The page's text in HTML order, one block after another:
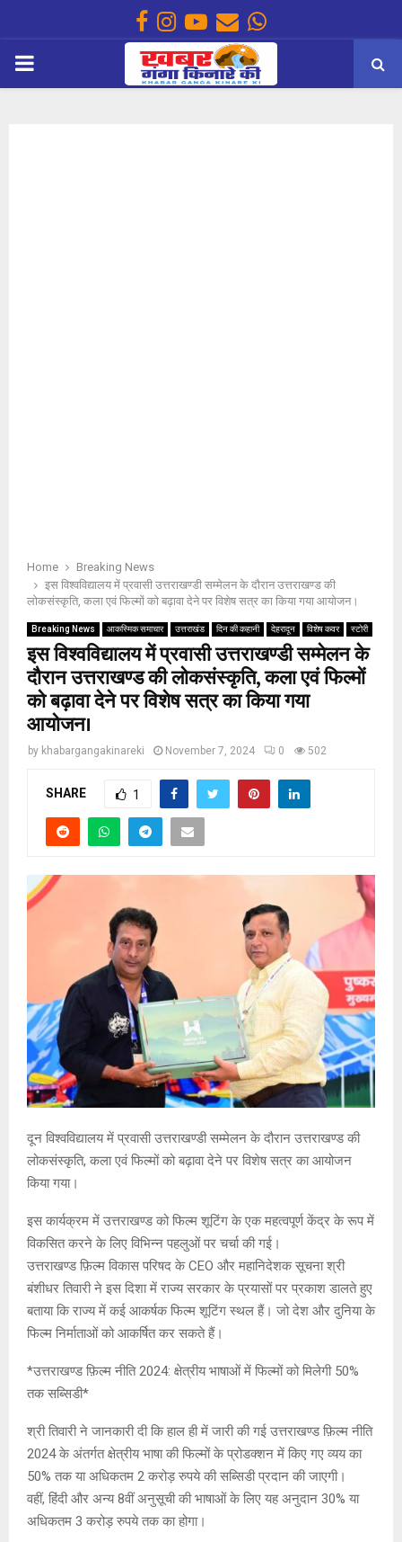
Facebook
Instagram
Youtube
EmailWhatsapp
PRIMARY
Home
Breaking News
इस विश्वविद्यालय में प्रवासी उत्तराखण्डी सम्मेलन के दौरान उत्तराखण्ड की
लोकसंस्कृति, कला एवं फिल्मों को बढ़ावा देने पर विशेष सत्र का किया गया आयोजन।
Breaking News आकस्मिक समाचार उत्तराखंड दिन की कहानी देहरादून विशेष कवर स्टोरी
इस विश्वविद्यालय में प्रवासी उत्तराखण्डी सम्मेलन के
दौरान उत्तराखण्ड की लोकसंस्कृति, कला एवं फिल्मों
को बढ़ावा देने पर विशेष सत्र का किया गया
आयोजन।
by khabargangakinareki November 7, 2024 0 502
SHARE 1
दून विश्वविद्यालय में प्रवासी उत्तराखण्डी सम्मेलन के दौरान उत्तराखण्ड की
लोकसंस्कृति, कला एवं फिल्मों को बढ़ावा देने पर विशेष सत्र का आयोजन
किया गया।
इस कार्यक्रम में उत्तराखण्ड को फिल्म शूटिंग के एक महत्वपूर्ण केंद्र के रूप में
विकसित करने के लिए विभिन्न पहलुओं पर चर्चा की गई।
उत्तराखण्ड फ़िल्म विकास परिषद के CEO और महानिदेशक सूचना श्री
बंशीधर तिवारी ने इस दिशा में राज्य सरकार के प्रयासों पर प्रकाश डालते हुए
बताया कि राज्य में कई आकर्षक फिल्म शूटिंग स्थल हैं। जो देश और दुनिया के
फिल्म निर्माताओं को आकर्षित कर सकते हैं।
*उत्तराखण्ड फ़िल्म नीति 2024: क्षेत्रीय भाषाओं में फिल्मों को मिलेगी 50%
तक सब्सिडी*
श्री तिवारी ने जानकारी दी कि हाल ही में जारी की गई उत्तराखण्ड फ़िल्म नीति
2024 के अंतर्गत क्षेत्रीय भाषा की फिल्मों के प्रोडक्शन में किए गए व्यय का
50% तक या अधिकतम 2 करोड़ रुपये की सब्सिडी प्रदान की जाएगी।
वहीं, हिंदी और अन्य 8वीं अनुसूची की भाषाओं के लिए यह अनुदान 30% या
अधिकतम 3 करोड़ रुपये तक का होगा।